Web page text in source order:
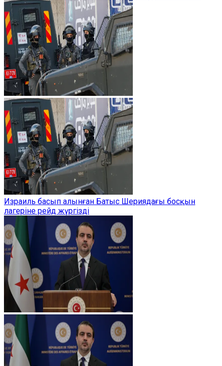
Израиль басып алынған Батыс Шериядағы босқын
лагеріне рейд жүргізді